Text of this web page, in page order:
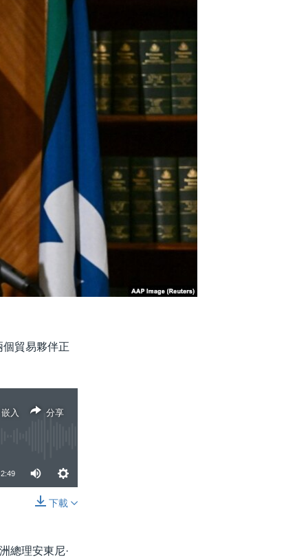
貿易夥伴正
嵌入 分享
2:49
下載
總理安東尼·